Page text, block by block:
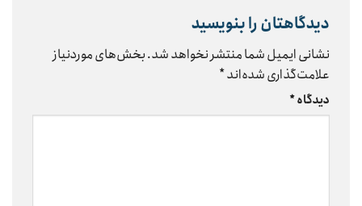
دیدگاهتان را بنویسید
نشانی ایمیل شما منتشر نخواهد شد.بخش‌های موردنیاز
علامت‌گذاری شده‌اند*
دیدگاه*